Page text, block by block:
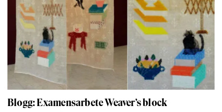
Blogg: Examensarbete Weaver’s block